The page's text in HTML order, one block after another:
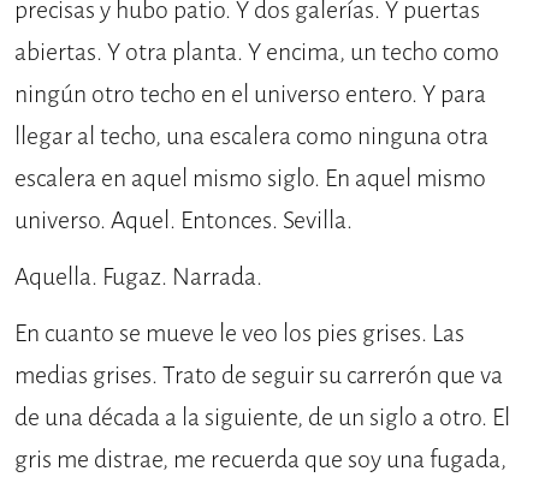
precisas y hubo patio. Y dos galerías. Y puertas
abiertas. Y otra planta. Y encima, un techo como
ningún otro techo en el universo entero. Y para
llegar al techo, una escalera como ninguna otra
escalera en aquel mismo siglo. En aquel mismo
universo. Aquel. Entonces. Sevilla.
Aquella. Fugaz. Narrada.
En cuanto se mueve le veo los pies grises. Las
medias grises. Trato de seguir su carrerón que va
de una década a la siguiente, de un siglo a otro. El
gris me distrae, me recuerda que soy una fugada,